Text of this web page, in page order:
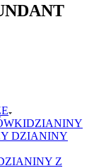
DZIANINY
DZIANINY
Z